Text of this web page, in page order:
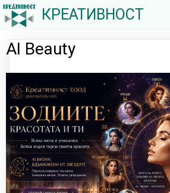
КРЕАТИВНОСТ
AI Beauty